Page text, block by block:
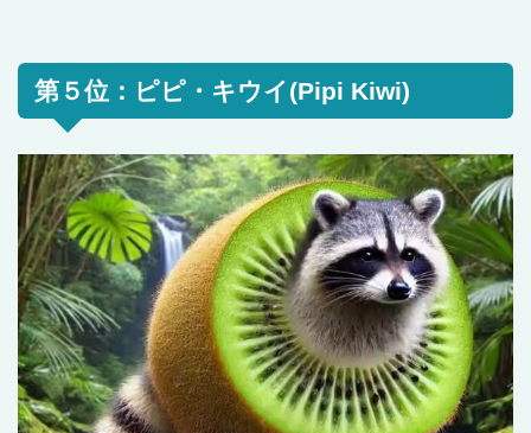
第５位：ピピ・キウイ(Pipi Kiwi)